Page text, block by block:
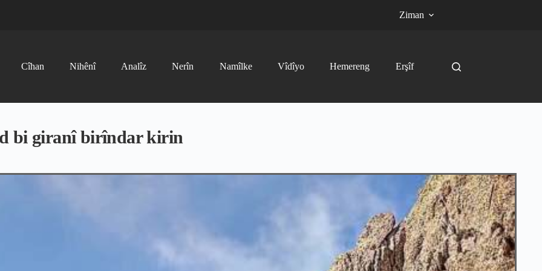
Ziman
Cîhan Nihênî Analîz Nerîn Namîlke Vîdîyo Hemereng Erşîf
bi giranî birîndar kirin